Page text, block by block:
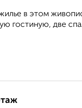
в этом
гостиную, две